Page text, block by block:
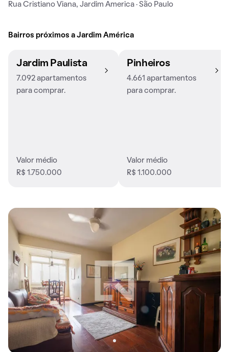
Rua Cristiano Viana, Jardim America · São Paulo
Bairros próximos a Jardim América
Jardim Paulista
7.092 apartamentos
para comprar.
Valor médio
R$ 1.750.000
Pinheiros
4.661 apartamentos
para comprar.
Valor médio
R$ 1.100.000